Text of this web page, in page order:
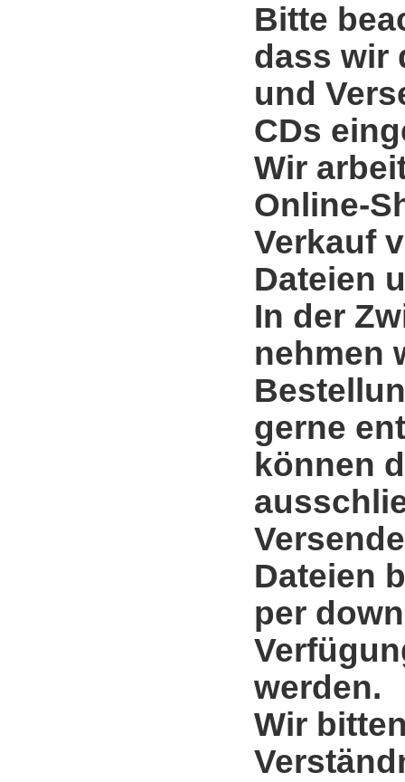
Bitte
dass wir
und
CDs
Wir
Online-
Verkauf
Dateien
In der
nehmen
gerne
können
Dateien
per
werden.
Wir